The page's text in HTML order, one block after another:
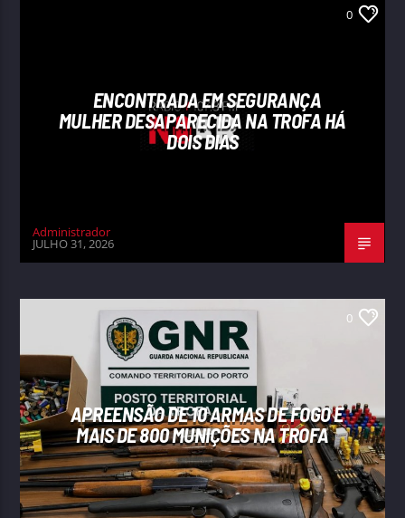
0
ENCONTRADA EM SEGURANÇA
MULHER DESAPARECIDA NA TROFA HÁ
DOIS DIAS
Administrador
JULHO 31, 2026
0
APREENSÃO DE 10 ARMAS DE FOGO E
MAIS DE 800 MUNIÇÕES NA TROFA